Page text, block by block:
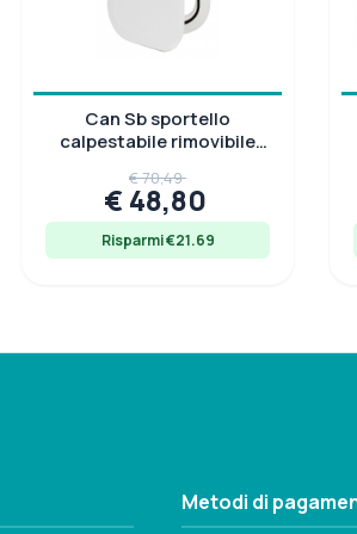
Can Sb sportello
calpestabile rimovibile
resistenza 130 kg
€ 70,49
€ 48,80
Risparmi €21.69
Metodi di